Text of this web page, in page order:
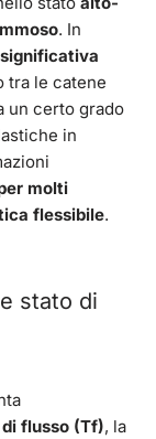
. In
tra le catene
un certo grado
in
molti
flessibile.
stato di
flusso (Tf), la